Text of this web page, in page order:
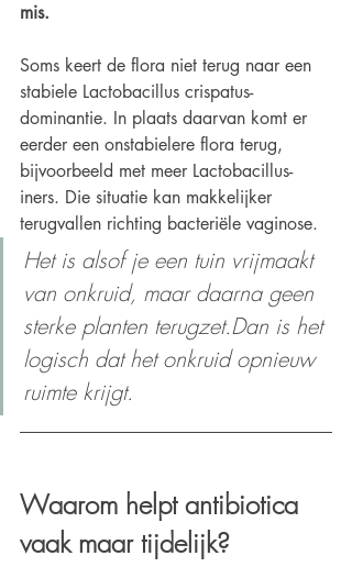
mis.
Soms keert de flora niet terug naar een
stabiele Lactobacillus crispatus-
dominantie. In plaats daarvan komt er
eerder een onstabielere flora terug,
bijvoorbeeld met meer Lactobacillus-
iners. Die situatie kan makkelijker
terugvallen richting bacteriële vaginose.
Het is alsof je een tuin vrijmaakt
van onkruid, maar daarna geen
sterke planten terugzet.Dan is het
logisch dat het onkruid opnieuw
ruimte krijgt.
Waarom helpt antibiotica
vaak maar tijdelijk?